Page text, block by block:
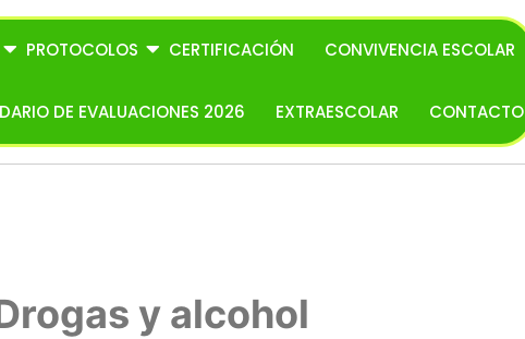
PROTOCOLOS CERTIFICACIÓN CONVIVENCIA ESCOLAR
DE EVALUACIONES 2026 EXTRAESCOLAR CONTACTO
y alcohol